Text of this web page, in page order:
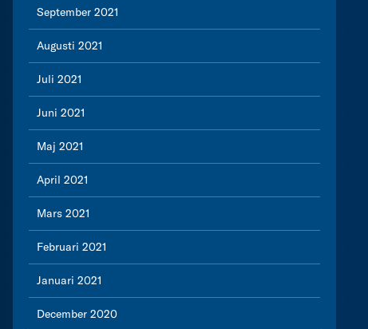
September 2021
Augusti 2021
Juli 2021
Juni 2021
Maj 2021
April 2021
Mars 2021
Februari 2021
Januari 2021
December 2020